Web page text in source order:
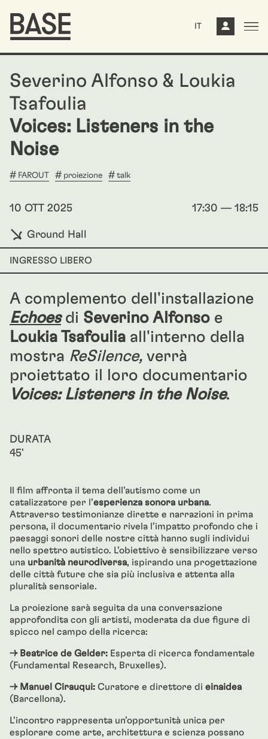
IT
Severino Alfonso & Loukia
Tsafoulia
Voices: Listeners in the
Noise
FAROUT proiezione talk
10 OTT 2025 17:30 — 18:15
Ground Hall
INGRESSO LIBERO
A complemento dell'installazione
Echoesdi Severino Alfonso e
Loukia Tsafoulia all'interno della
mostra ReSilence, verrà
proiettato il loro documentario
Voices: Listeners in the Noise.
Il film affronta il tema dell’autismo come un
catalizzatore per l’esperienza sonora urbana.
Attraverso testimonianze dirette e narrazioni in prima
persona, il documentario rivela l’impatto profondo che i
paesaggi sonori delle nostre città hanno sugli individui
nello spettro autistico. L’obiettivo è sensibilizzare verso
una urbanità neurodiversa, ispirando una progettazione
delle città future che sia più inclusiva e attenta alla
pluralità sensoriale.
La proiezione sarà seguita da una conversazione
approfondita con gli artisti, moderata da due figure di
spicco nel campo della ricerca:
→ Beatrice de Gelder: Esperta di ricerca fondamentale
(Fundamental Research, Bruxelles).
→ Manuel Cirauqui: Curatore e direttore di einaidea
(Barcellona).
L’incontro rappresenta un’opportunità unica per
esplorare come arte, architettura e scienza possano
DURATA
45'